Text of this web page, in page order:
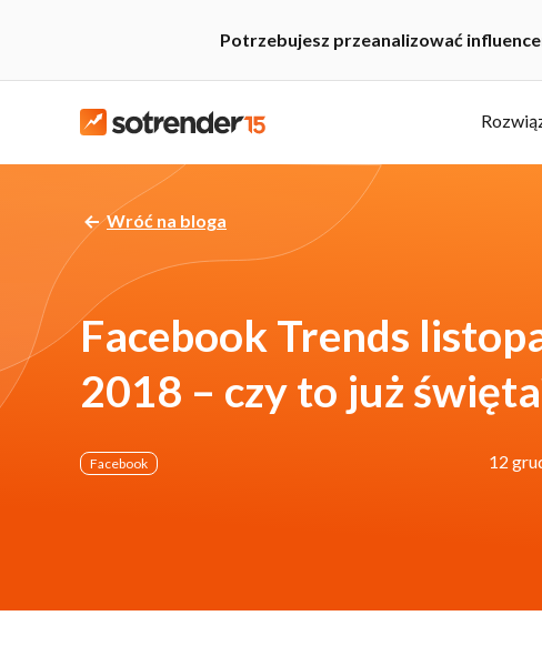
Potrzebujesz przeanalizować
Wróć na bloga
Facebook Trends
2018 – czy to już
12
Facebook